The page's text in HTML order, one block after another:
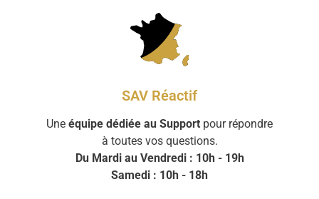
SAV Réactif
Une équipe dédiée au Support pour répondre
à toutes vos questions.
Du Mardi au Vendredi : 10h - 19h
Samedi : 10h - 18h